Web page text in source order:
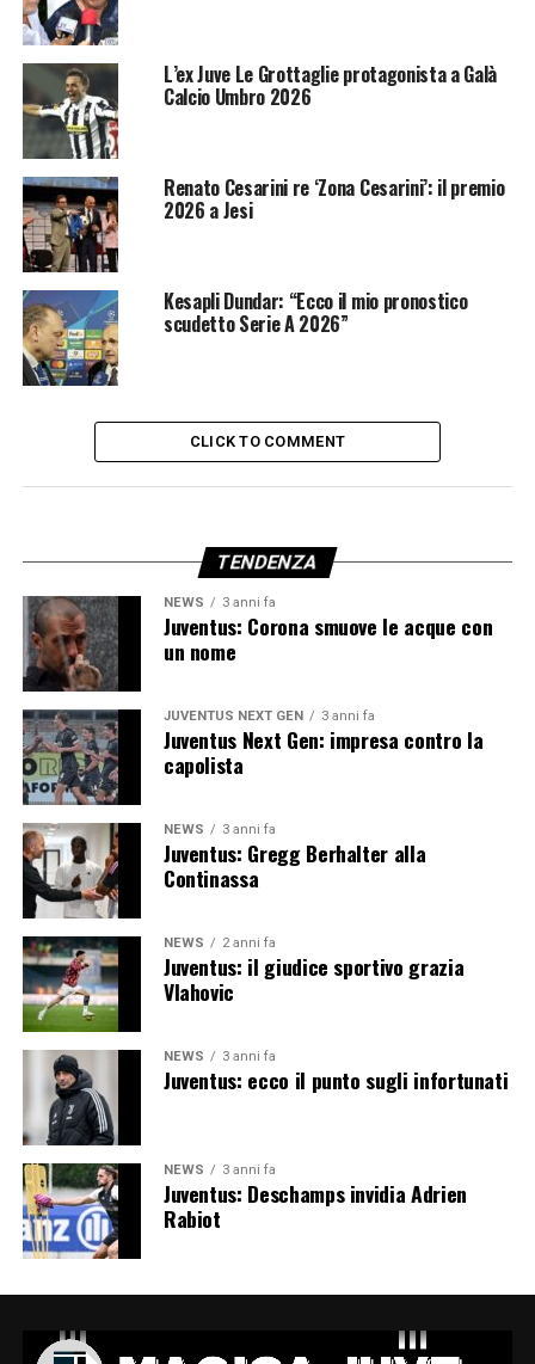
L’ex Juve Le Grottaglie protagonista a Galà
Calcio Umbro 2026
Renato Cesarini re ‘Zona Cesarini’: il premio
2026 a Jesi
Kesapli Dundar: “Ecco il mio pronostico
scudetto Serie A 2026”
CLICK TO COMMENT
TENDENZA
NEWS 3 anni fa
Juventus: Corona smuove le acque con
un nome
JUVENTUS NEXT GEN 3 anni fa
Juventus Next Gen: impresa contro la
capolista
NEWS 3 anni fa
Juventus: Gregg Berhalter alla
Continassa
NEWS 2 anni fa
Juventus: il giudice sportivo grazia
Vlahovic
NEWS 3 anni fa
Juventus: ecco il punto sugli infortunati
NEWS 3 anni fa
Juventus: Deschamps invidia Adrien
Rabiot